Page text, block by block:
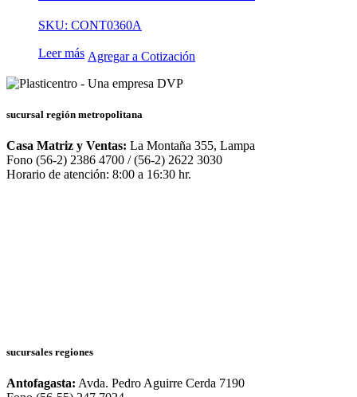
SKU: CONT0360A
Leer más Agregar a Cotización
sucursal región metropolitana
Casa Matriz y Ventas: La Montaña 355, Lampa
Fono (56-2) 2386 4700 / (56-2) 2622 3030
Horario de atención: 8:00 a 16:30 hr.
sucursales regiones
Antofagasta: Avda. Pedro Aguirre Cerda 7190